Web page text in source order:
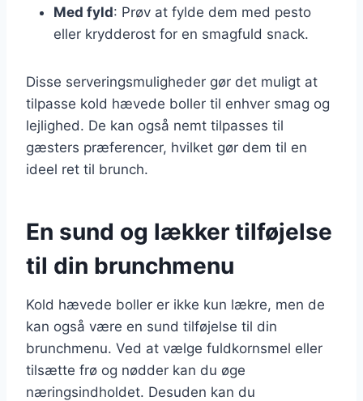
Med fyld: Prøv at fylde dem med pesto
eller krydderost for en smagfuld snack.
Disse serveringsmuligheder gør det muligt at
tilpasse kold hævede boller til enhver smag og
lejlighed. De kan også nemt tilpasses til
gæsters præferencer, hvilket gør dem til en
ideel ret til brunch.
En sund og lækker tilføjelse
til din brunchmenu
Kold hævede boller er ikke kun lækre, men de
kan også være en sund tilføjelse til din
brunchmenu. Ved at vælge fuldkornsmel eller
tilsætte frø og nødder kan du øge
næringsindholdet. Desuden kan du